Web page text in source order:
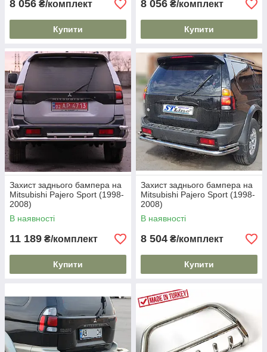
8 056 ₴/комплект
Купити
8 056 ₴/комплект
Купити
Захист заднього бампера на
Mitsubishi Pajero Sport (1998-
2008)
В наявності
11 189 ₴/комплект
Купити
Захист заднього бампера на
Mitsubishi Pajero Sport (1998-
2008)
В наявності
8 504 ₴/комплект
Купити